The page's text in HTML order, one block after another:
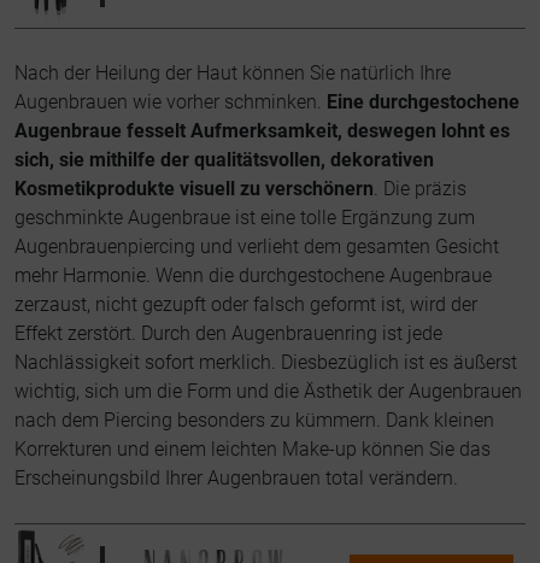
Nach der Heilung der Haut können Sie natürlich Ihre
Augenbrauen wie vorher schminken. Eine durchgestochene
Augenbraue fesselt Aufmerksamkeit, deswegen lohnt es
sich, sie mithilfe der qualitätsvollen, dekorativen
Kosmetikprodukte visuell zu verschönern. Die präzis
geschminkte Augenbraue ist eine tolle Ergänzung zum
Augenbrauenpiercing und verlieht dem gesamten Gesicht
mehr Harmonie. Wenn die durchgestochene Augenbraue
zerzaust, nicht gezupft oder falsch geformt ist, wird der
Effekt zerstört. Durch den Augenbrauenring ist jede
Nachlässigkeit sofort merklich. Diesbezüglich ist es äußerst
wichtig, sich um die Form und die Ästhetik der Augenbrauen
nach dem Piercing besonders zu kümmern. Dank kleinen
Korrekturen und einem leichten Make-up können Sie das
Erscheinungsbild Ihrer Augenbrauen total verändern.